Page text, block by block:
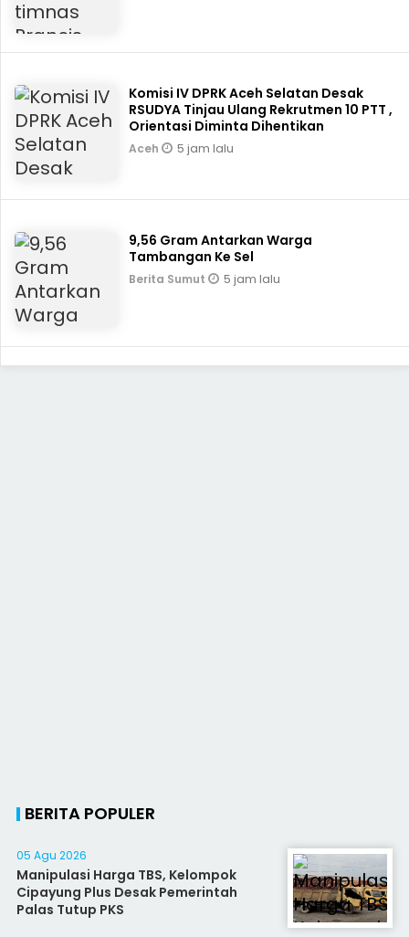
Komisi IV DPRK Aceh Selatan Desak
RSUDYA Tinjau Ulang Rekrutmen 10 PTT ,
Orientasi Diminta Dihentikan
Aceh 5 jam lalu
9,56 Gram Antarkan Warga
Tambangan Ke Sel
Berita Sumut 5 jam lalu
BERITA POPULER
05 Agu 2026
Manipulasi Harga TBS, Kelompok
Cipayung Plus Desak Pemerintah
Palas Tutup PKS